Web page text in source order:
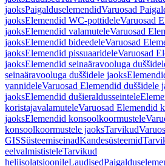
jaoksPaigalduselemendidVaruosad
jaoksElemendid WC-pottideleVaruosad
jaoksElemendid valamuteleVaruosad
jaoksElemendid bideedeleVaruosad
jaoksElemendid pissuaarideleVaruosad
jaoksElemendid seinaäravooluga
seinaäravooluga duššidele jaoks
vannideleVaruosad Elemendid duššidele
jaoksElemendid dušieraldusseintele
koristajavalamuteleVaruosad Elemendid
jaoksElemendid konsoolkoormustele
konsoolkoormustele jaoksTarvikud
GISSüsteemiseinadKandesüsteemid
eelvalmististeleTarvikud
heliisolatsioonileLaudised